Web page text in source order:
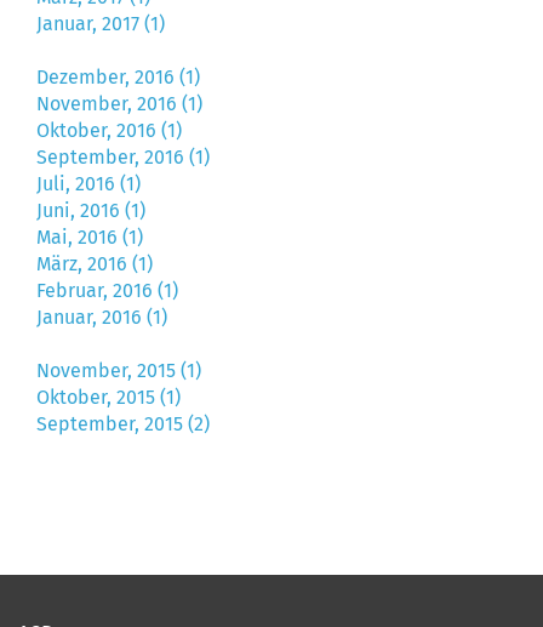
Januar, 2017 (1)
Dezember, 2016 (1)
November, 2016 (1)
Oktober, 2016 (1)
September, 2016 (1)
Juli, 2016 (1)
Juni, 2016 (1)
Mai, 2016 (1)
März, 2016 (1)
Februar, 2016 (1)
Januar, 2016 (1)
November, 2015 (1)
Oktober, 2015 (1)
September, 2015 (2)